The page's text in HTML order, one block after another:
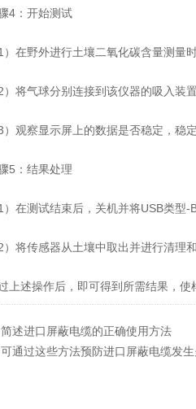
：开始测试
野外进行土壤二氧化碳含量测量时
气球分别连接到该仪器的吸入装置
察显示屏上的数据是否稳定，稳定
：结果处理
测试结束后，关机并将USB类型-B
传感器从土壤中取出并进行清理和
述操作后，即可得到所需结果，使
简述进口屏蔽电缆的正确使用方法
可通过这些方法预防进口屏蔽电缆发